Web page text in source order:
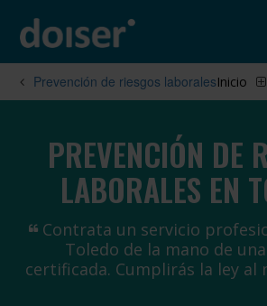
Prevención de riesgos laboralesInicio
PREVENCIÓN DE
LABORALES EN
Contrata un servicio
Toledo de la mano de
certificada. Cumplirás la ley al